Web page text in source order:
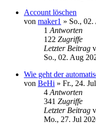
Account löschen
von maker1 » So.,
1 Antworten
122 Zugriffe
Letzter Beitrag
So., 02. Aug
Wie geht der
von BeHi » Fr., 24.
4 Antworten
341 Zugriffe
Letzter Beitrag
Mo., 27. Jul